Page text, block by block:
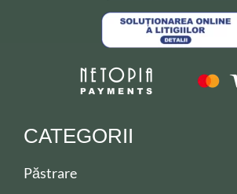
CATEGORII
Păstrare